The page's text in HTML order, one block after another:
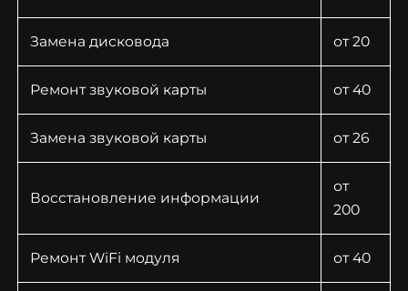
Замена дисковода от 20
Ремонт звуковой карты от 40
Замена звуковой карты от 26
Восстановление информации
от
200
Ремонт WiFi модуля от 40
Заказать звонок
Заказать звонок